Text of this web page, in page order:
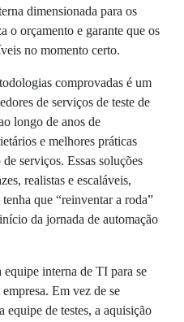
dimensionada para os
o orçamento e garante que os
no momento certo.
comprovadas é um
de serviços de teste de
longo de anos de
e melhores práticas
serviços. Essas soluções
realistas e escaláveis,
que “reinventar a roda”
da jornada de automação
interna de TI para se
Em vez de se
equipe de testes, a aquisição